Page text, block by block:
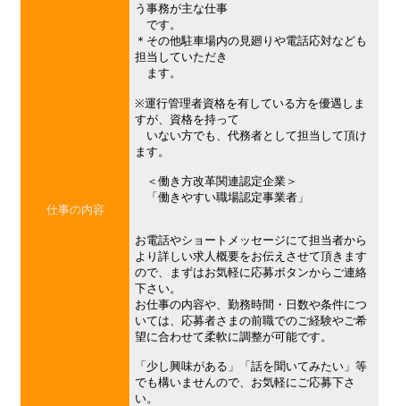
仕事の内容
う事務が主な仕事
です。
＊その他駐車場内の見廻りや電話応対なども
担当していただき
ます。
※運行管理者資格を有している方を優遇しま
すが、資格を持って
いない方でも、代務者として担当して頂け
ます。
＜働き方改革関連認定企業＞
「働きやすい職場認定事業者」
お電話やショートメッセージにて担当者から
より詳しい求人概要をお伝えさせて頂きます
ので、まずはお気軽に応募ボタンからご連絡
下さい。
お仕事の内容や、勤務時間・日数や条件につ
いては、応募者さまの前職でのご経験やご希
望に合わせて柔軟に調整が可能です。
「少し興味がある」「話を聞いてみたい」等
でも構いませんので、お気軽にご応募下さ
い。